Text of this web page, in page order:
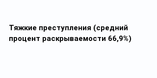
Тяжкие преступления (средний
процент раскрываемости 66,9%)